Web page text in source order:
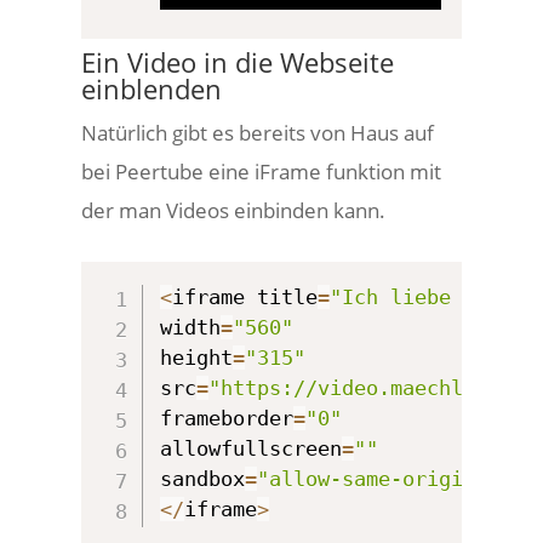
Ein Video in die Webseite
einblenden
Natürlich gibt es bereits von Haus auf
bei Peertube eine iFrame funktion mit
der man Videos einbinden kann.
<iframe title="Ich liebe #KI
width="560"
height="315"
src="https://video.maechler.cloud/
frameborder="0"
allowfullscreen=""
sandbox="allow-same-origin
</iframe>